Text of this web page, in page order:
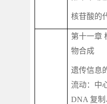
核苷酸的
第十一章
物合成
遗传信息
流动：中
DNA 复